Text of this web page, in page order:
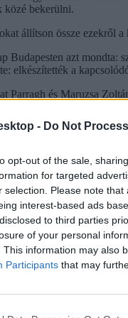
- Do Not
opt-out of the sale,
for targeted
selection. Please note
interest-based ads
to third parties
of your personal
This information may also
Participants that may
közé bekerülni.
állítson össze ezekről
Budapesten azt
elkészítették a
Parragh és Maruzsa
majd a parlament.
10:1 arányban fogadta
ponton jó irányba
valamint a
intézményeket:
is a kiemelt
összes cikkünket